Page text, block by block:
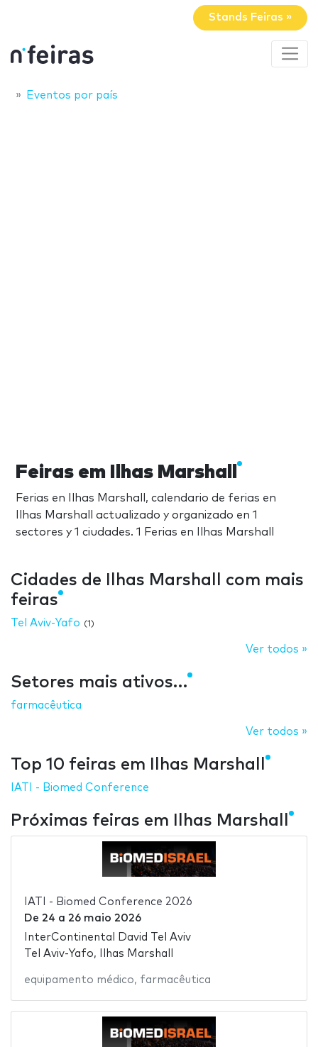
Stands Feiras »
Eventos por país
Feiras em Ilhas Marshall
Ferias en Ilhas Marshall, calendario de ferias en
Ilhas Marshall actualizado y organizado en 1
sectores y 1 ciudades. 1 Ferias en Ilhas Marshall
Cidades de Ilhas Marshall com mais
feiras
Tel Aviv-Yafo (1)
Ver todos »
Setores mais ativos…
farmacêutica
Ver todos »
Top 10 feiras em Ilhas Marshall
IATI - Biomed Conference
Próximas feiras em Ilhas Marshall
IATI - Biomed Conference 2026
De 24 a 26 maio 2026
InterContinental David Tel Aviv
Tel Aviv-Yafo, Ilhas Marshall
equipamento médico, farmacêutica